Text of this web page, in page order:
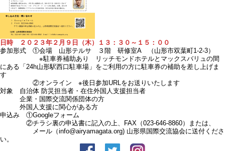
日時 ２０２３年２月９日（木）１３：３０～１５：００
参加形式 ①会場 山形テルサ ３階 研修室A （山形市双葉町1-2-3）
※駐車券補助あり
リッチモンドホテルとマックスバリュの間
にある「24h山形駅西口駐車場」をご利用の方に駐車券の補助を差し上げま
す
②オンライン ※後日参加URLをお送りいたします
対象 自治体 防災担当者・在住外国人支援担当者
企業・国際交流関係団体の方
外国人支援に関心がある方
申込み ①Googleフォーム
②チラシ裏の申込書に記入の上、FAX（023-646-8860）または、
メール（info@airyamagata.org) 山形県国際交流協会に送付くださ
い。
facebook Twitter